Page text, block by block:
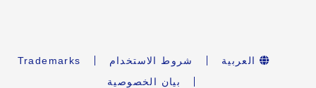
العربية شروط الاستخدام
Trademarks
بيان الخصوصية